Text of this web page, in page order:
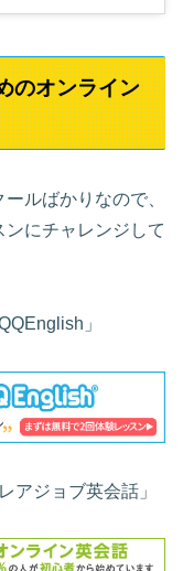
のオンライン
ルばかりなので、
にチャレンジして
」
アジョブ英会話」